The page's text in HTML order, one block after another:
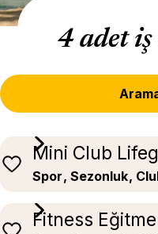
4 adet
Mini Club
Spor, Sezonluk,
Fitness